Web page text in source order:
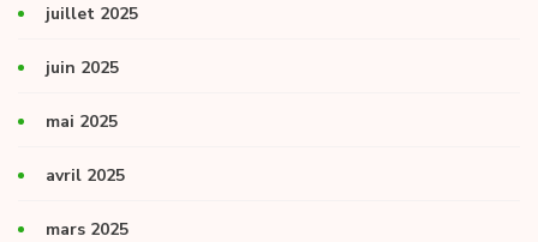
juillet 2025
juin 2025
mai 2025
avril 2025
mars 2025